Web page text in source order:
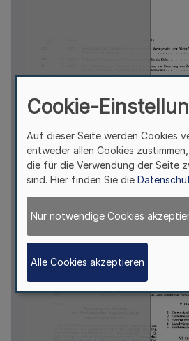
Cookie-
Auf dieser Seite werden Cookies
entweder allen Cookies
die für die Verwendung der Seite
sind. Hier finden Sie die
Nur notwendige Cookies
Alle Cookies akzeptieren